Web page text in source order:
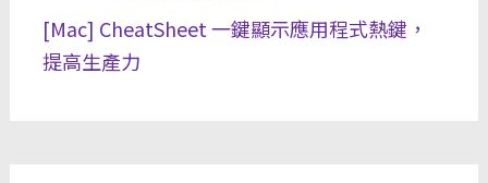
[Mac] CheatSheet 一鍵顯示應用程式熱鍵，
提高生產力